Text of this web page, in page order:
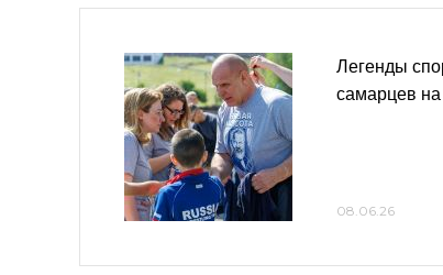
Легенды
самарцев
08.06.26